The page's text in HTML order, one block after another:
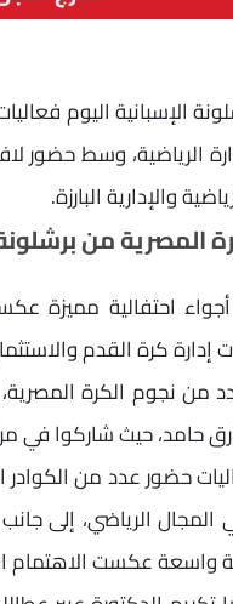
الإسبانية اليوم
الرياضية، وسط حضور
والإدارية البارزة.
المصرية من
احتفالية مميزة
كرة القدم
من نجوم الكرة
حامد، حيث شاركوا في
حضور عدد من الكوادر
المجال الرياضي، إلى
واسعة عكست الاهتمام